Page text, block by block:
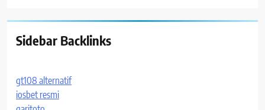
Sidebar Backlinks
gt108 alternatif
iosbet resmi